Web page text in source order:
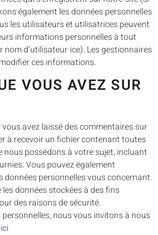
également les données personnelles
les utilisateurs et utilisatrices peuvent
informations personnelles à tout
nom d’utilisateur·ice). Les gestionnaires
ces informations.
VOUS AVEZ SUR
avez laissé des commentaires sur
à recevoir un fichier contenant toutes
nous possédons à votre sujet, incluant
Vous pouvez également
données personnelles vous concernant.
données stockées à des fins
des raisons de sécurité.
nous vous invitons à nous